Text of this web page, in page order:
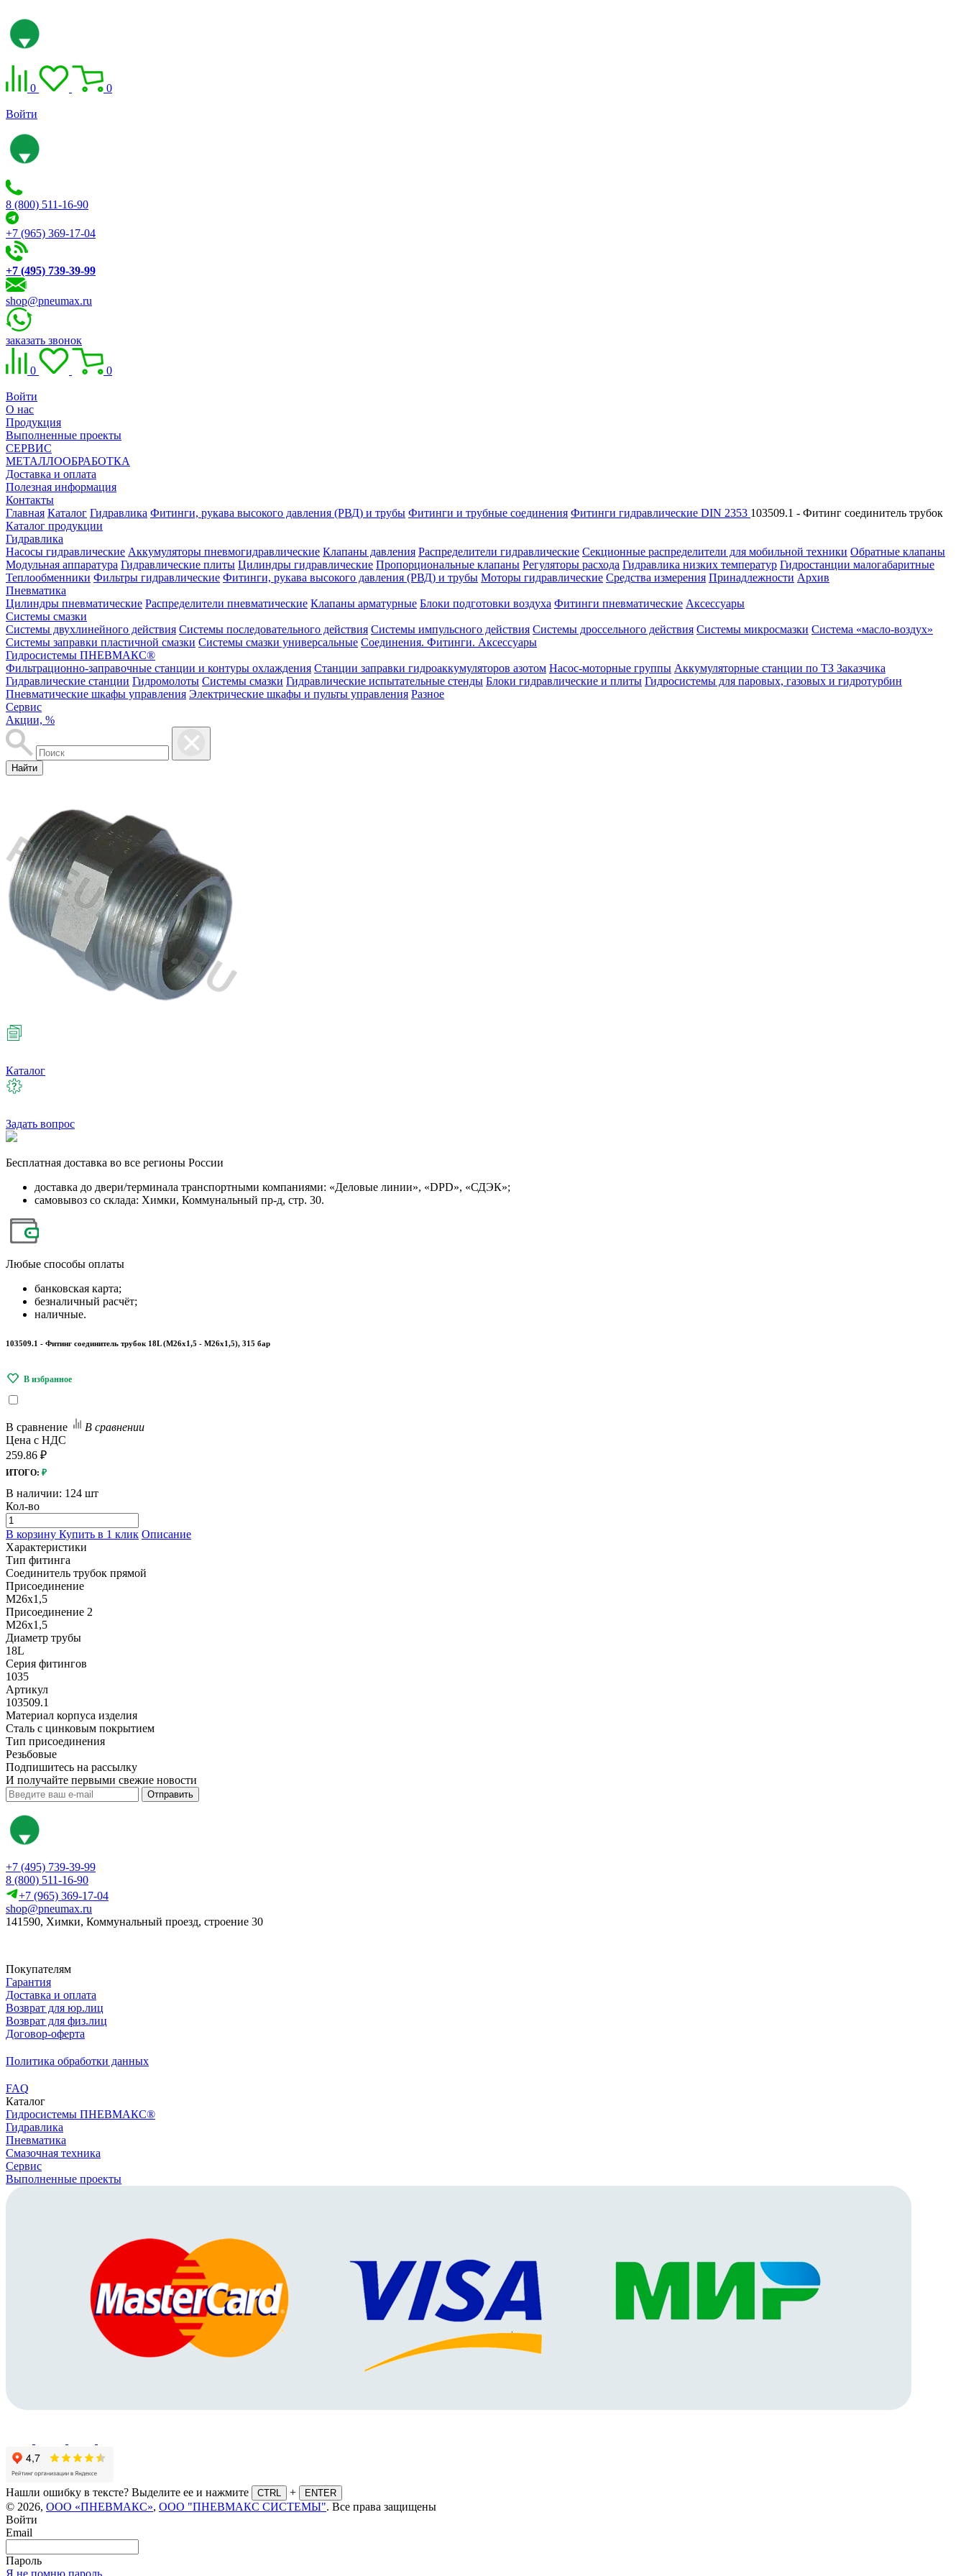
0 0
Войти
8 (800) 511-16-90
+7 (965) 369-17-04
+7 (495) 739-39-99
shop@pneumax.ru
заказать звонок
0 0
Войти
О нас
Продукция
Выполненные проекты
СЕРВИС
МЕТАЛЛООБРАБОТКА
Доставка и оплата
Полезная информация
Контакты
Главная Каталог Гидравлика Фитинги, рукава высокого давления (РВД) и трубы Фитинги и трубные соединения Фитинги гидравлические DIN 2353 103509.1 - Фитинг соединитель трубок
Каталог продукции
Гидравлика
Насосы гидравлические Аккумуляторы пневмогидравлические Клапаны давления Распределители гидравлические Секционные распределители для мобильной техники Обратные клапаны
Модульная аппаратура Гидравлические плиты Цилиндры гидравлические Пропорциональные клапаны Регуляторы расхода Гидравлика низких температур Гидростанции малогабаритные
Теплообменники Фильтры гидравлические Фитинги, рукава высокого давления (РВД) и трубы Моторы гидравлические Средства измерения Принадлежности Архив
Пневматика
Цилиндры пневматические Распределители пневматические Клапаны арматурные Блоки подготовки воздуха Фитинги пневматические Аксессуары
Системы смазки
Системы двухлинейного действия Системы последовательного действия Системы импульсного действия Системы дроссельного действия Системы микросмазки Система «масло-воздух»
Системы заправки пластичной смазки Системы смазки универсальные Соединения. Фитинги. Аксессуары
Гидросистемы ПНЕВМАКС®
Фильтрационно-заправочные станции и контуры охлаждения Станции заправки гидроаккумуляторов азотом Насос-моторные группы Аккумуляторные станции по ТЗ Заказчика
Гидравлические станции Гидромолоты Системы смазки Гидравлические испытательные стенды Блоки гидравлические и плиты Гидросистемы для паровых, газовых и гидротурбин
Пневматические шкафы управления Электрические шкафы и пульты управления Разное
Сервис
Акции, %
Найти
Каталог
Задать вопрос
Бесплатная доставка во все регионы России
доставка до двери/терминала транспортными компаниями: «Деловые линии», «DPD», «СДЭК»;
самовывоз со склада: Химки, Коммунальный пр-д, стр. 30.
Любые способы оплаты
банковская карта;
безналичный расчёт;
наличные.
103509.1 - Фитинг соединитель трубок 18L (М26x1,5 - М26х1,5), 315 бар
В сравнение
В сравнении
Цена с НДС
259.86 ₽
ИТОГО: ₽
В наличии: 124 шт
Кол-во
В корзину Купить в 1 клик Описание
Характеристики
Тип фитинга
Соединитель трубок прямой
Присоединение
M26x1,5
Присоединение 2
M26x1,5
Диаметр трубы
18L
Серия фитингов
1035
Артикул
103509.1
Материал корпуса изделия
Сталь с цинковым покрытием
Тип присоединения
Резьбовые
Подпишитесь на рассылку
И получайте первыми свежие новости
Отправить
+7 (495) 739-39-99
8 (800) 511-16-90
+7 (965) 369-17-04
shop@pneumax.ru
141590, Химки, Коммунальный проезд, строение 30
Покупателям
Гарантия
Доставка и оплата
Возврат для юр.лиц
Возврат для физ.лиц
Договор-оферта
Политика обработки данных
FAQ
Каталог
Гидросистемы ПНЕВМАКС®
Гидравлика
Пневматика
Смазочная техника
Сервис
Выполненные проекты
Нашли ошибку в тексте? Выделите ее и нажмите CTRL + ENTER
© 2026, ООО «ПНЕВМАКС», ООО "ПНЕВМАКС СИСТЕМЫ". Все права защищены
Войти
Email
Пароль
Я не помню пароль